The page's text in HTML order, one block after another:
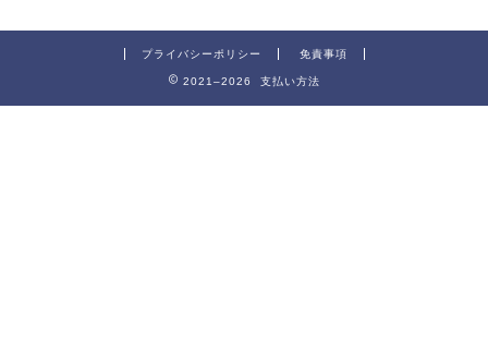
プライバシーポリシー 免責事項
2021–2026 支払い方法